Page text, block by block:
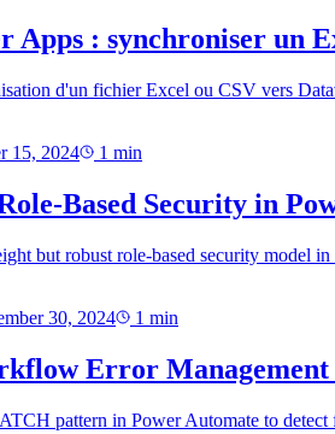
Apps : synchroniser un
d'un fichier Excel ou CSV vers
15, 2024 1 min
Based Security in
but robust role-based security model
30, 2024 1 min
Error
pattern in Power Automate to